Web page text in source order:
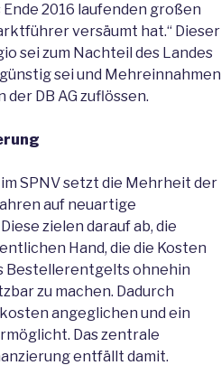
2016 laufenden großen
versäumt hat.“ Dieser
sei zum Nachteil des Landes
sei und Mehreinnahmen
DB AG zuflössen.
SPNV setzt die Mehrheit der
auf neuartige
zielen darauf ab, die
Hand, die die Kosten
Bestellerentgelts ohnehin
zu machen. Dadurch
angeglichen und ein
Das zentrale
entfällt damit.